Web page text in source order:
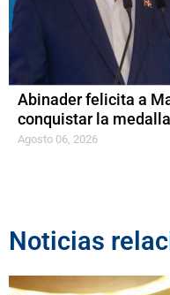
Abinader felicita a
conquistar la
Agosto 06, 2026
Noticias